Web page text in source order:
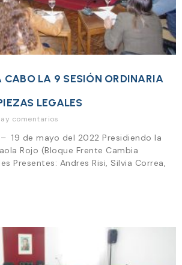
CABO LA 9 SESIÓN ORDINARIA
LEGALES
comentarios
– 19 de mayo del 2022 Presidiendo la
Rojo (Bloque Frente Cambia
Presentes: Andres Risi, Silvia Correa,